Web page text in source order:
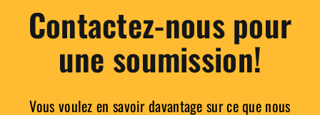
Contactez-nous pour
une soumission!
Vous voulez en savoir davantage sur ce que nous